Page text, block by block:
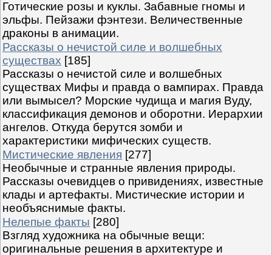
Готические розы и куклы. Забавные гномы и
эльфы. Пейзажи фэнтези. Величественные
драконы в анимации.
Рассказы о нечистой силе и волшебных
существах [185]
Рассказы о нечистой силе и волшебных
существах Мифы и правда о вампирах. Правда
или вымысел? Морские чудища и магия Вуду,
классификация демонов и оборотни. Иерархии
ангелов. Откуда берутся зомби и
характеристики мифических существ.
Мистические явления [277]
Необычные и странные явления природы.
Рассказы очевидцев о привидениях, известные
клады и артефакты. Мистические истории и
необъяснимые факты.
Нелепые факты [280]
Взгляд художника на обычные вещи:
оригинальные решения в архитектуре и